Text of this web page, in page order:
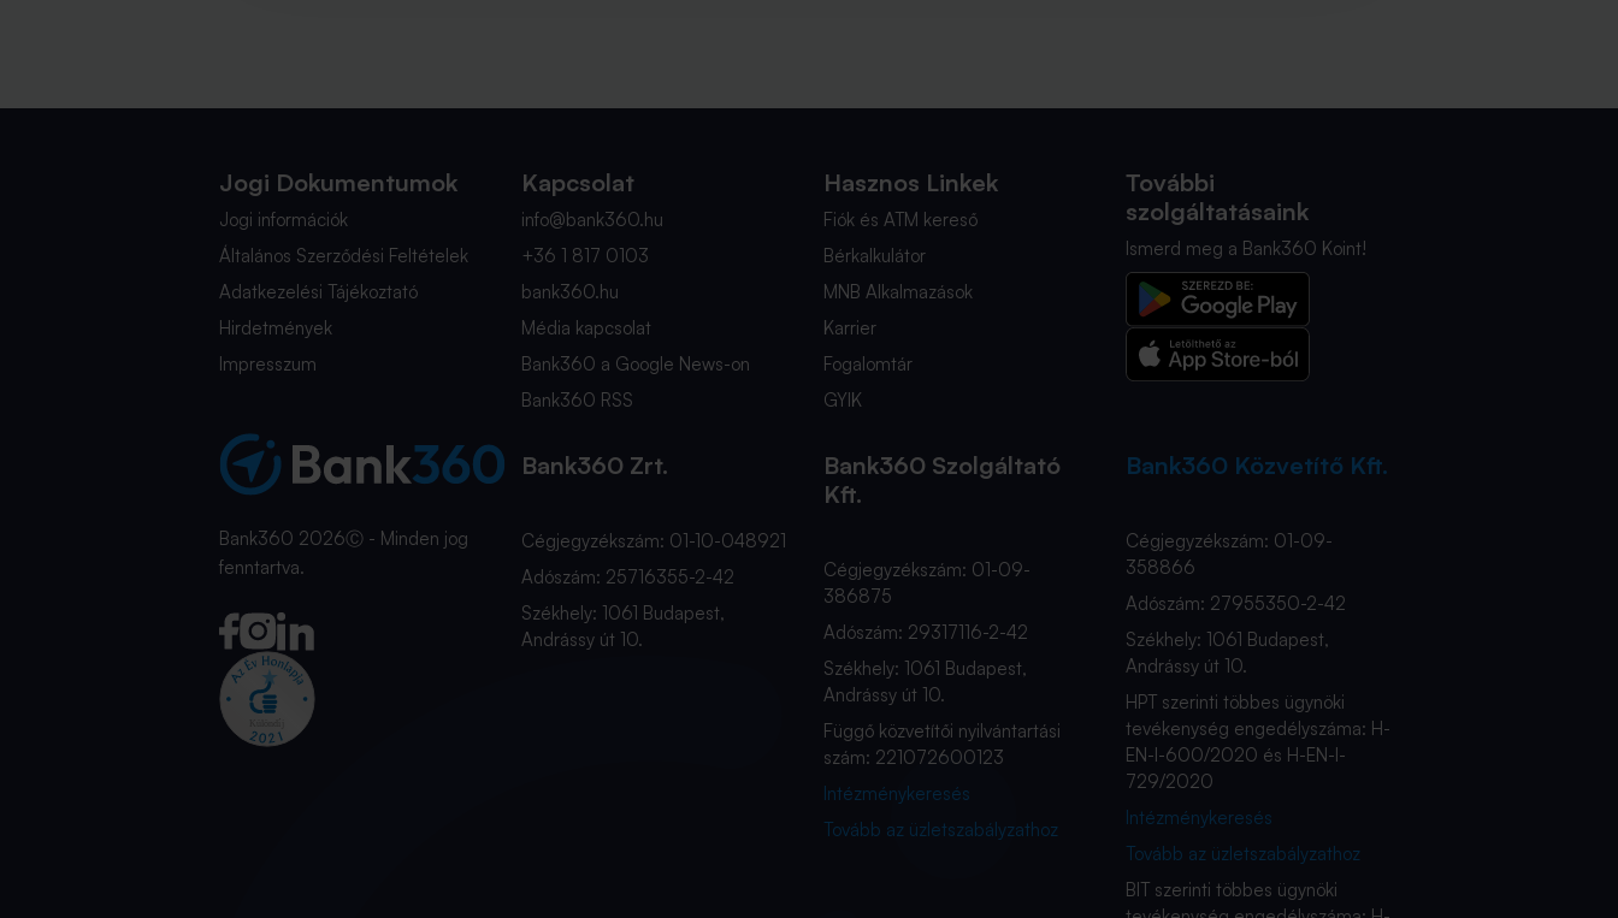
Jogi Dokumentumok
Jogi információk
Általános Szerződési Feltételek
Adatkezelési Tájékoztató
Hirdetmények
Impresszum
Kapcsolat
info@bank360.hu
+36 1 817 0103
bank360.hu
Média kapcsolat
Bank360 a Google News-on
Bank360 RSS
Hasznos Linkek
Fiók és ATM kereső
Bérkalkulátor
MNB Alkalmazások
Karrier
Fogalomtár
GYIK
További
szolgáltatásaink
Ismerd meg a Bank360 Koint!
Bank360 2026Ⓒ - Minden jog
fenntartva.
Bank360 Zrt.
Cégjegyzékszám: 01-10-048921
Adószám: 25716355-2-42
Székhely: 1061 Budapest,
Andrássy út 10.
Bank360 Szolgáltató
Kft.
Cégjegyzékszám: 01-09-
386875
Adószám: 29317116-2-42
Székhely: 1061 Budapest,
Andrássy út 10.
Függő közvetítői nyilvántartási
szám: 221072600123
Intézménykeresés
Tovább az üzletszabályzathoz
Bank360 Közvetítő Kft.
Cégjegyzékszám: 01-09-
358866
Adószám: 27955350-2-42
Székhely: 1061 Budapest,
Andrássy út 10.
HPT szerinti többes ügynöki
tevékenység engedélyszáma: H-
EN-I-600/2020 és H-EN-I-
729/2020
Intézménykeresés
Tovább az üzletszabályzathoz
BIT szerinti többes ügynöki